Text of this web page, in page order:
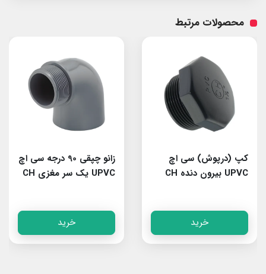
محصولات مرتبط
کپ (درپوش) سی اچ
UPVC بیرون دنده CH
خرید
زانو چپقی 90 درجه سی اچ
UPVC یک سر مغزی CH
خرید